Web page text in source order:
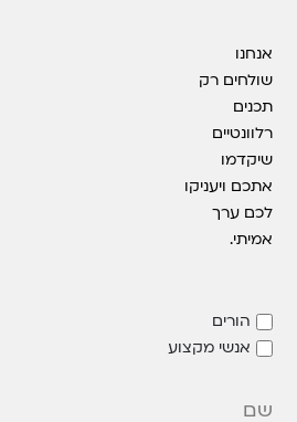
אנחנו
שולחים רק
תכנים
רלוונטיים
שיקדמו
אתכם ויעניקו
לכם ערך
אמיתי.
הורים
אנשי מקצוע